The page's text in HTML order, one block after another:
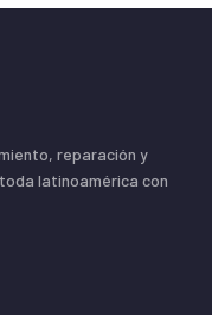
reparación y
latinoamérica con